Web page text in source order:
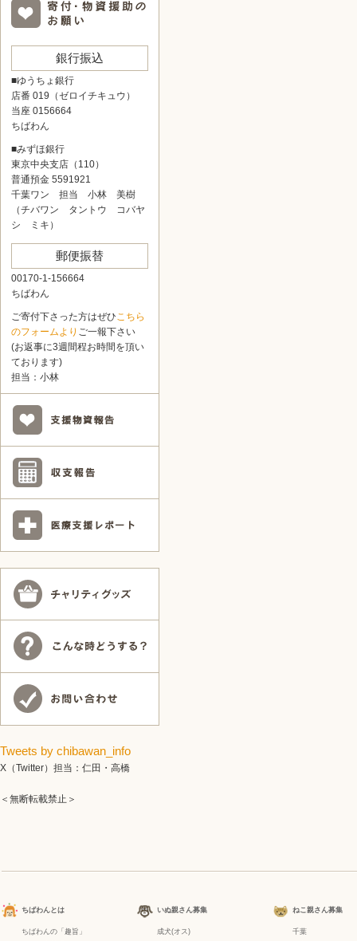
銀行振込
■ゆうちょ銀行
店番 019（ゼロイチキュウ）
当座 0156664
ちばわん
■みずほ銀行
東京中央支店（110）
普通預金 5591921
千葉ワン 担当 小林 美樹
（チバワン タントウ コバヤ
シ ミキ）
郵便振替
00170-1-156664
ちばわん
ご寄付下さった方はぜひこちら
のフォームより ご一報下さい
(お返事に3週間程お時間を頂い
ております)
担当：小林
Tweets by chibawan_info
X（Twitter）担当：仁田・高橋
＜無断転載禁止＞
ちばわんとは
ちばわんの「趣旨」
いぬ親さん募集
成犬(オス)
ねこ親さん募集
千葉